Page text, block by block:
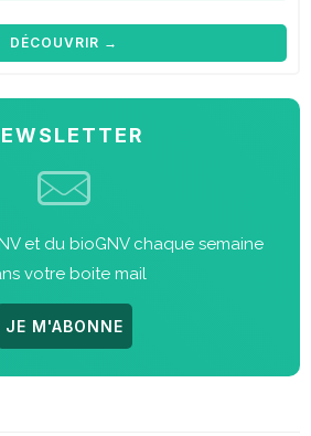
DÉCOUVRIR →
et du bioGNV chaque semaine
votre boite mail
JE M'ABONNE